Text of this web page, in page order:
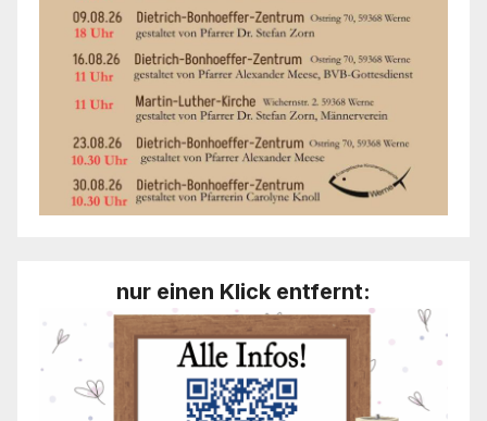
nur einen Klick entfernt: